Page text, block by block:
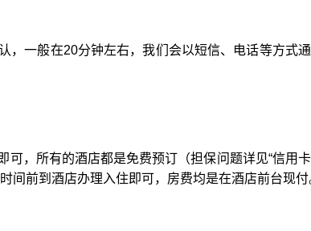
，一般在20分钟左右，我们会以短信、电话等方式
，所有的酒店都是免费预订（担保问题详见“信用
间前到酒店办理入住即可，房费均是在酒店前台现付